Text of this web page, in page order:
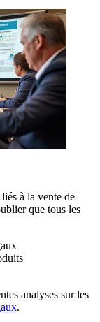
à la vente de
que tous les
analyses sur les
.